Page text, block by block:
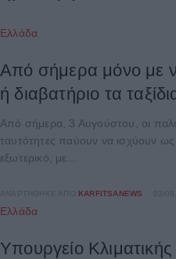
Ελλάδα
Από σήμερα μόνο με
ή διαβατήριο τα
Από σήμερα, 3 Αυγούστου, οι
ταυτότητες παύουν να ισχύουν ως
εξωτερικό, με...
ΑΝΑΡΤΉΘΗΚΕ ΑΠΌ KARFITSANEWS
Ελλάδα
Υπουργείο